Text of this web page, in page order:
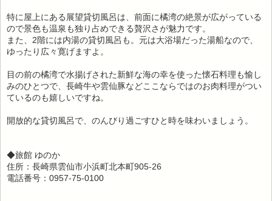
特に屋上にある展望貸切風呂は、前面に橘湾の絶景が広がっている
ので景色も温泉も独り占めできる贅沢さが魅力です。
また、2階には内湯の貸切風呂も。元は大浴場だった湯船なので、
ゆったり広々寛げますよ。
目の前の橘湾で水揚げされた新鮮な海の幸を使った懐石料理も愉し
みのひとつで、長崎牛や雲仙豚などここならではのお肉料理がつい
ているのも嬉しいですね。
開放的な貸切風呂で、のんびり過ごすひと時を味わいましょう。
◆旅館 ゆのか
住所：長崎県雲仙市小浜町北本町905-26
電話番号：0957-75-0100